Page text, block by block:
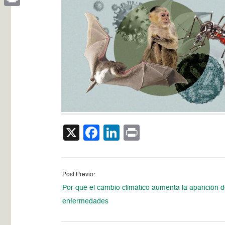
X Facebook
LinkedIn
Post Previo:
Por qué el cambio climático aumenta la aparición
enfermedades